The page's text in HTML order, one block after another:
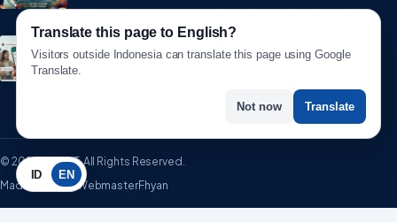
© 2026 WartaIT. All Rights Reserved.
Made with ♥ by WebmasterFhyan
ID EN
Translate this page to English?
Visitors outside Indonesia can translate this page using Google
Translate.
Not now Translate